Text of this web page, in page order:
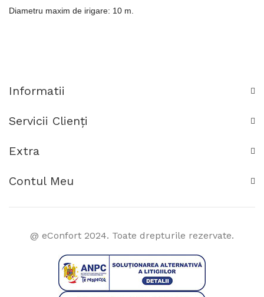
Diametru maxim de irigare: 10 m.
Informatii
Servicii Clienţi
Extra
Contul Meu
@ eConfort 2024. Toate drepturile rezervate.